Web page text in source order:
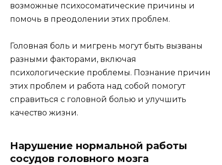
возможные психосоматические причины и
помочь в преодолении этих проблем.
Головная боль и мигрень могут быть вызваны
разными факторами, включая
психологические проблемы. Познание причин
этих проблем и работа над собой помогут
справиться с головной болью и улучшить
качество жизни.
Нарушение нормальной работы
сосудов головного мозга